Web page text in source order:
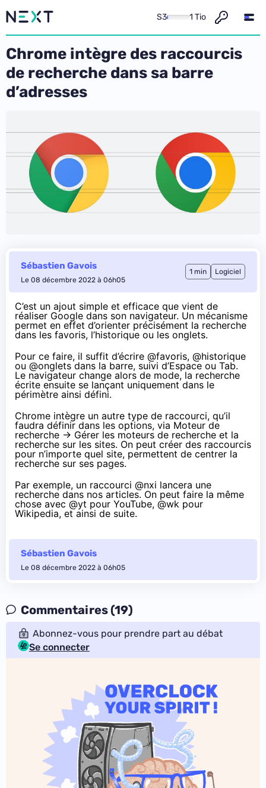
S3 1 Tio
Chrome intègre des raccourcis
de recherche dans sa barre
d’adresses
Sébastien Gavois
Le 08 décembre 2022 à 06h05
1 min Logiciel
C’est un ajout simple et efficace que vient de
réaliser Google dans son navigateur. Un mécanisme
permet en effet d’orienter précisément la recherche
dans les favoris, l’historique ou les onglets.
Pour ce faire, il suffit d’écrire @favoris, @historique
ou @onglets dans la barre, suivi d’Espace ou Tab.
Le navigateur change alors de mode, la recherche
écrite ensuite se lançant uniquement dans le
périmètre ainsi défini.
Chrome intègre un autre type de raccourci, qu’il
faudra définir dans les options, via Moteur de
recherche -> Gérer les moteurs de recherche et la
recherche sur les sites. On peut créer des raccourcis
pour n’importe quel site, permettent de centrer la
recherche sur ses pages.
Par exemple, un raccourci @nxi lancera une
recherche dans nos articles. On peut faire la même
chose avec @yt pour YouTube, @wk pour
Wikipedia, et ainsi de suite.
Sébastien Gavois
Le 08 décembre 2022 à 06h05
Commentaires (19)
Abonnez-vous pour prendre part au débat
Se connecter